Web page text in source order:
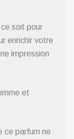
soit pour
enrichir votre
impression
et
ce parfum ne